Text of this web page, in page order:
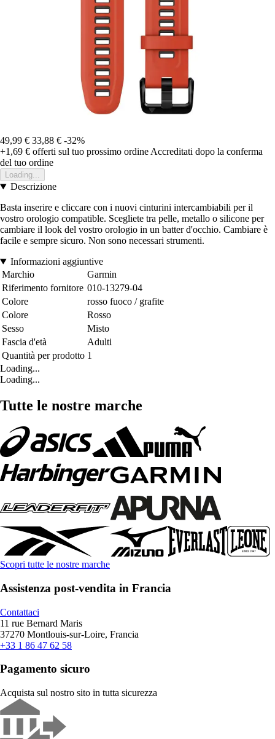
49,99 € 33,88 € -32%
+1,69 € offerti sul tuo prossimo ordine Accreditati dopo la conferma
del tuo ordine
Loading...
Descrizione
Basta inserire e cliccare con i nuovi cinturini intercambiabili per il
vostro orologio compatible. Scegliete tra pelle, metallo o silicone per
cambiare il look del vostro orologio in un batter d'occhio. Cambiare è
facile e sempre sicuro. Non sono necessari strumenti.
Informazioni aggiuntive
Marchio
Garmin
Riferimento fornitore 010-13279-04
Colore
rosso fuoco / grafite
Colore
Rosso
Sesso
Misto
Fascia d'età
Adulti
Quantità per prodotto 1
Loading...
Loading...
Tutte le nostre marche
Scopri tutte le nostre marche
Assistenza post-vendita in Francia
Contattaci
11 rue Bernard Maris
37270 Montlouis-sur-Loire, Francia
+33 1 86 47 62 58
Pagamento sicuro
Acquista sul nostro sito in tutta sicurezza